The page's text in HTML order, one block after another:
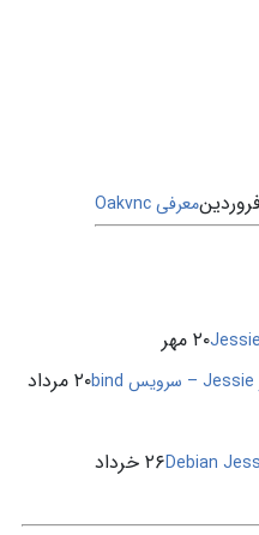
معرفی Oakvnc
۲۰ مهر
۲۰ مرداد
۲۶ خرداد